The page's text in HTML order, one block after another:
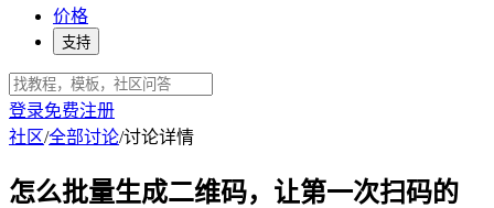
价格
支持
登录免费注册
社区/全部讨论/讨论详情
怎么批量生成二维码，让第一次扫码的